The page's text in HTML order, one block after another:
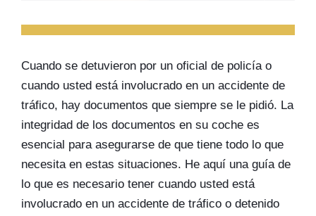
Cuando se detuvieron por un oficial de policía o
cuando usted está involucrado en un accidente de
tráfico, hay documentos que siempre se le pidió. La
integridad de los documentos en su coche es
esencial para asegurarse de que tiene todo lo que
necesita en estas situaciones. He aquí una guía de
lo que es necesario tener cuando usted está
involucrado en un accidente de tráfico o detenido